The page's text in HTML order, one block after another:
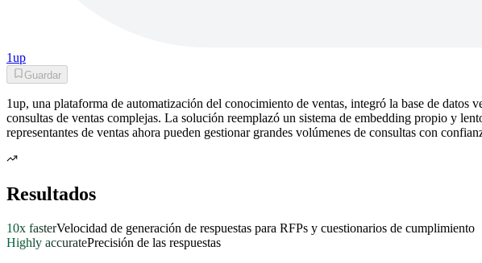
1up
Guardar
1up, una plataforma de automatización del conocimiento de ventas, integró la base de datos
consultas de ventas complejas. La solución reemplazó un sistema de embedding propio y
representantes de ventas ahora pueden gestionar grandes volúmenes de consultas con
Resultados
10x fasterVelocidad de generación de respuestas para RFPs y cuestionarios de cumplimiento
Highly accuratePrecisión de las respuestas